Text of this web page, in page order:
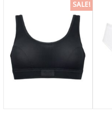
SALE!